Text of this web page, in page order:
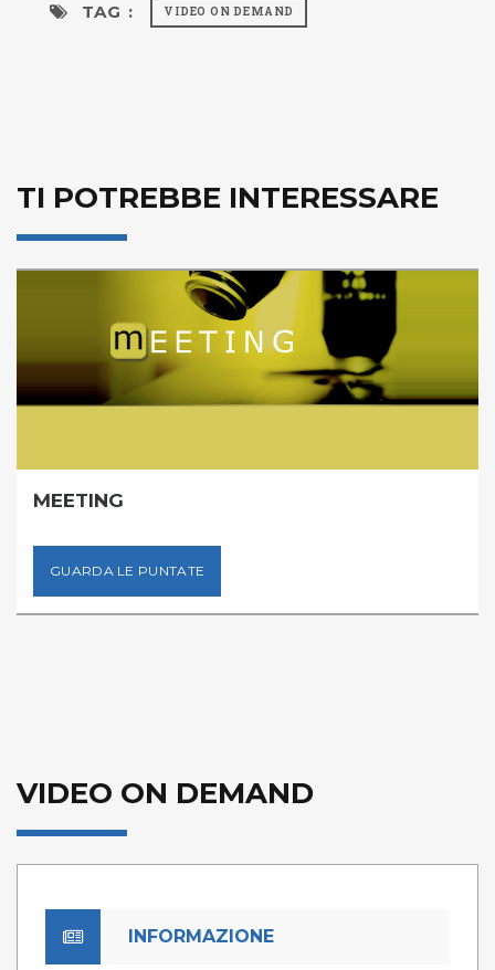
TAG : VIDEO ON DEMAND
TI POTREBBE INTERESSARE
MEETING
GUARDA LE PUNTATE
VIDEO ON DEMAND
INFORMAZIONE